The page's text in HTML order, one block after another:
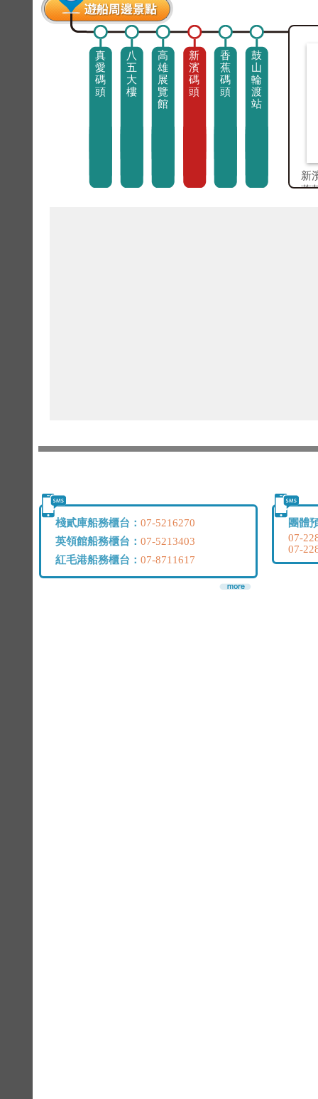
真
愛
碼
頭
八
五
大
樓
高
雄
展
覽
館
新
濱
碼
頭
香
蕉
碼
頭
鼓
山
輪
渡
站
新
蓬
棧貳庫船務櫃台： 07-5216270
英領館船務櫃台： 07-5213403
紅毛港船務櫃台： 07-8711617
團體
07-
07-